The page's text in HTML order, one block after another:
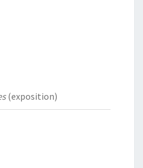
(exposition)